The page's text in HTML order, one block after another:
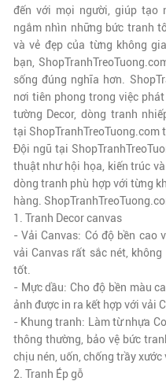
đến với mọi người, giúp tạo
ngắm nhìn những bức tranh
và vẻ đẹp của từng không
bạn,
sống đúng nghĩa hơn.
nơi tiên phong trong việc
tường Decor, dòng tranh
tại ShopTranhTreoTuong.com
Đội ngũ tại
thuật như hội họa, kiến trúc
dòng tranh phù hợp với từng
hàng.
1. Tranh Decor canvas
- Vải Canvas: Có độ bền cao
vải Canvas rất sắc nét,
tốt.
- Mực dầu: Cho độ bền màu
ảnh được in ra kết hợp với vải
- Khung tranh: Làm từ nhựa
thông thường, bảo vệ bức
chịu nén, uốn, chống trầy
2. Tranh Ép gỗ